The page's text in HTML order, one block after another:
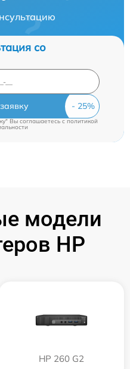
со
Вы соглашаетесь cполитикой
модели
HP
HP 260 G2